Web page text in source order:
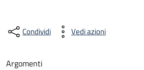
Condividi Vedi azioni
Argomenti